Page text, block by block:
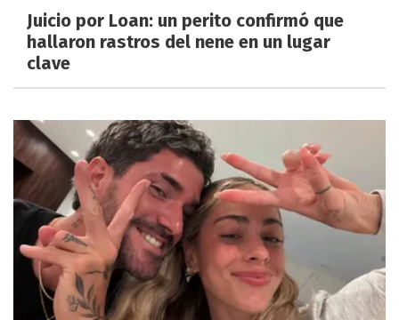
Juicio por Loan: un perito confirmó que
hallaron rastros del nene en un lugar
clave